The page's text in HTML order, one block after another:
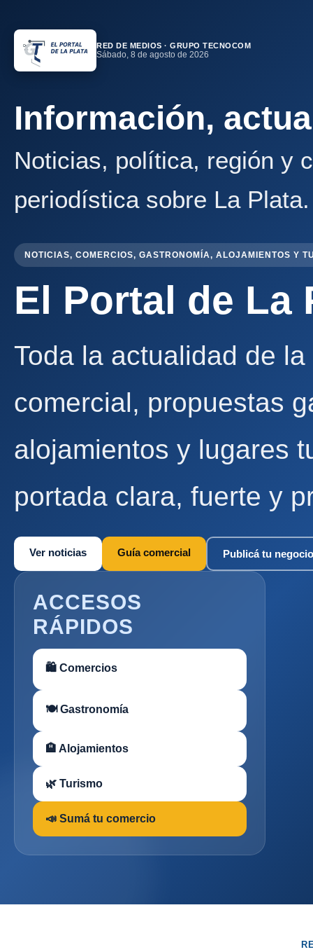
RED DE MEDIOS · GRUPO TECNOCOM
Sábado, 8 de agosto de 2026
Información,
Noticias, política, región y
periodística sobre La Plata.
NOTICIAS, COMERCIOS, GASTRONOMÍA, ALOJAMIENTOS Y
El Portal de La
Toda la actualidad de
comercial, propuestas
alojamientos y lugares
portada clara, fuerte y
Ver noticias Guía comercial Publicá tu negocio
ACCESOS
RÁPIDOS
🛍 Comercios
🍽 Gastronomía
🏨 Alojamientos
🌿 Turismo
📣 Sumá tu comercio